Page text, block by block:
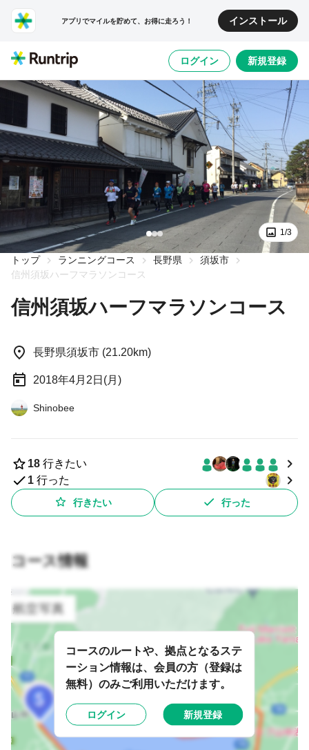
アプリでマイルを貯めて、お得に走ろう！ インストール
ログイン 新規登録
1/3
トップ ランニングコース 長野県
須坂市
信州須坂ハーフマラソンコース
信州須坂ハーフマラソンコース
長野県須坂市 (21.20km)
2018年4月2日(月)
Shinobee
18 行きたい
1 行った
行きたい 行った
コース情報
コースのルートや、拠点となるステ
ーション情報は、会員の方（登録は
無料）のみご利用いただけます。
ログイン 新規登録